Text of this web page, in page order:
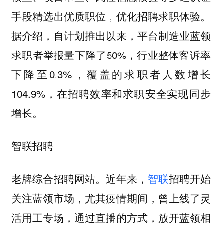
手段精选出优质职位，优化招聘求职体验。
据介绍，自计划推出以来，平台制造业蓝领
求职者举报量下降了50%，行业整体客诉率
下降至0.3%，覆盖的求职者人数增长
104.9%，在招聘效率和求职安全实现同步
增长。
智联招聘
老牌综合招聘网站。近年来， 智联招聘开始
关注蓝领市场，尤其疫情期间，曾上线了灵
活用工专场，通过直播的方式，放开蓝领相